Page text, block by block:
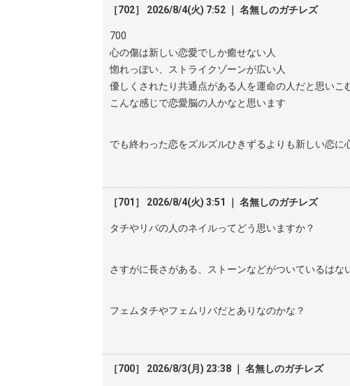
［702］ 2026/8/4(火) 7:52 ｜ 名無しのガチレズ
700
心の傷は新しい恋愛でしか癒せない人
惚れっぽい、ストライクゾーンが広い人
優しくされたり共通点がある人を運命の人だと思いこ
こんな感じで恋愛脳の人かなと思います
でも終わった恋をズルズルひきずるよりも新しい恋
［701］ 2026/8/4(火) 3:51 ｜ 名無しのガチレズ
タチやリバの人のネイルってどう思いますか？
さすがに長さがある、ストーンなどがついているはな
フェムタチやフェムリバだとありなのかな？
［700］ 2026/8/3(月) 23:38 ｜ 名無しのガチレズ